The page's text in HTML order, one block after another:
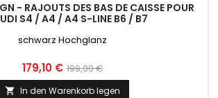
- RAJOUTS DES BAS DE CAISSE POUR
S4 / A4 / A4 S-LINE B6 / B7
schwarz Hochglanz
Preis
179,10 € Normaler
Preis
199,00 €
 In den Warenkorb legen